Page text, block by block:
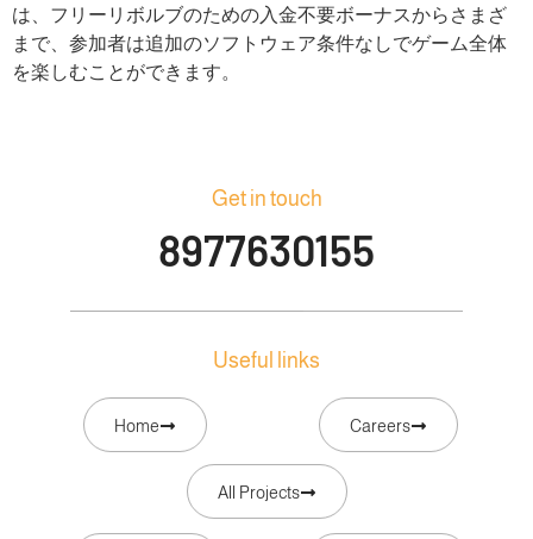
は、フリーリボルブのための入金不要ボーナスからさまざ
まで、参加者は追加のソフトウェア条件なしでゲーム全体
を楽しむことができます。
Get in touch
8977630155
Useful links
Home Careers
All Projects